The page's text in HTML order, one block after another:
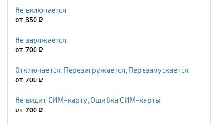
Не включается
от 350Р
Не заряжается
от 700Р
Отключается, Перезагружается, Перезапускается
от 700Р
Не видит СИМ-карту, Ошибка СИМ-карты
от 700Р